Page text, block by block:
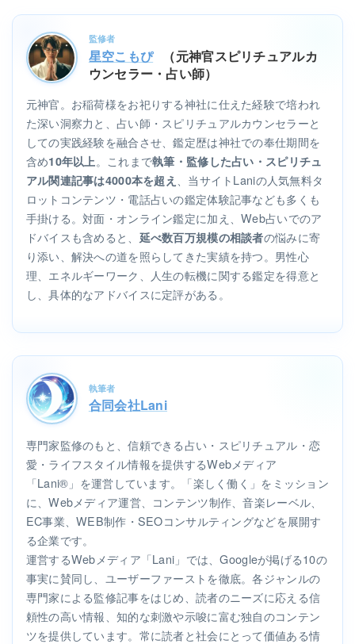
監修者
星空こもぴ
（元神官スピリチュアルカ
ウンセラー・占い師）
元神官。お稲荷様をお祀りする神社に仕えた経験で培われ
た深い洞察力と、占い師・スピリチュアルカウンセラーと
しての実践経験を融合させ、鑑定歴は神社での奉仕期間を
含め10年以上。これまで執筆・監修した占い・スピリチュ
アル関連記事は4000本を超え 、当サイトLaniの人気無料タ
ロットコンテンツ・電話占いの鑑定体験記事なども多くも
手掛ける。対面・オンライン鑑定に加え、Web占いでのア
ドバイスも含めると、 延べ数百万規模の相談者の悩みに寄
り添い、解決への道を照らしてきた実績を持つ。男性心
理、エネルギーワーク、人生の転機に関する鑑定を得意と
し、具体的なアドバイスに定評がある。
執筆者
合同会社Lani
専門家監修のもと、信頼できる占い・スピリチュアル・恋
愛・ライフスタイル情報を提供するWebメディア
「Lani®」を運営しています。「楽しく働く」をミッション
に、Webメディア運営、コンテンツ制作、音楽レーベル、
EC事業、WEB制作・SEOコンサルティングなどを展開す
る企業です。
運営するWebメディア「Lani」では、Googleが掲げる10の
事実に賛同し、ユーザーファーストを徹底。各ジャンルの
専門家による監修記事をはじめ、読者のニーズに応える信
頼性の高い情報、知的な刺激や示唆に富む独自のコンテン
ツを提供しています。常に読者と社会にとって価値ある情